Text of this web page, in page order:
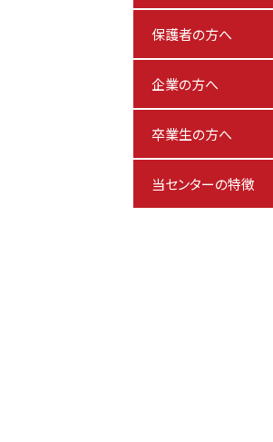
保護者の方へ
企業の方へ
卒業生の方へ
当センターの特徴